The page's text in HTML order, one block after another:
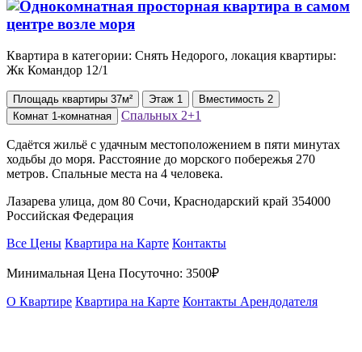
Квартира в категории: Снять Недорого, локация квартиры:
Жк Командор 12/1
Площадь квартиры 37м² Этаж 1 Вместимость 2
Комнат 1-комнатная Спальных 2+1
Сдаётся жильё с удачным местоположением в пяти минутах
ходьбы до моря. Расстояние до морского побережья 270
метров. Спальные места на 4 человека.
Лазарева улица, дом 80 Сочи, Краснодарский край 354000
Российская Федерация
Все Цены Квартира на Карте Контакты
Минимальная Цена Посуточно: 3500₽
О Квартире Квартира на Карте Контакты Арендодателя